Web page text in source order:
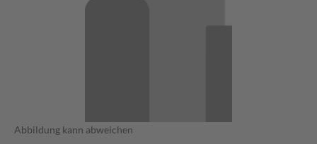
Abbildung kann abweichen